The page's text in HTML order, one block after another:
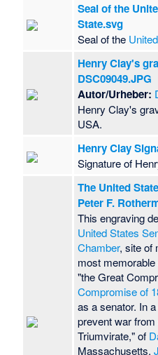
Seal of the
State.svg
Seal of the
Henry Clay's
DSC09049.JPG
Autor/Urheber:
Henry Clay's
USA.
Henry Clay
Signature of
The United
Peter F.
This engraving
United States
Chamber, site of
most
"the Great
Compromise of
as a senator. In
prevent war
Triumvirate," of
Massachusetts,